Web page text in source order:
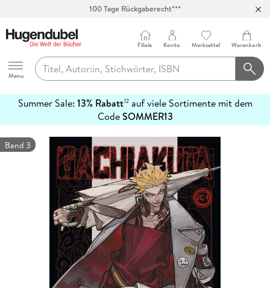
100 Tage Rückgaberecht***
Hugendubel
Menu
Filiale Konto Merkzettel Warenkorb
Summer Sale: 13% Rabatt12auf viele Sortimente mit dem
CodeSOMMER13
erfahren
Band 3